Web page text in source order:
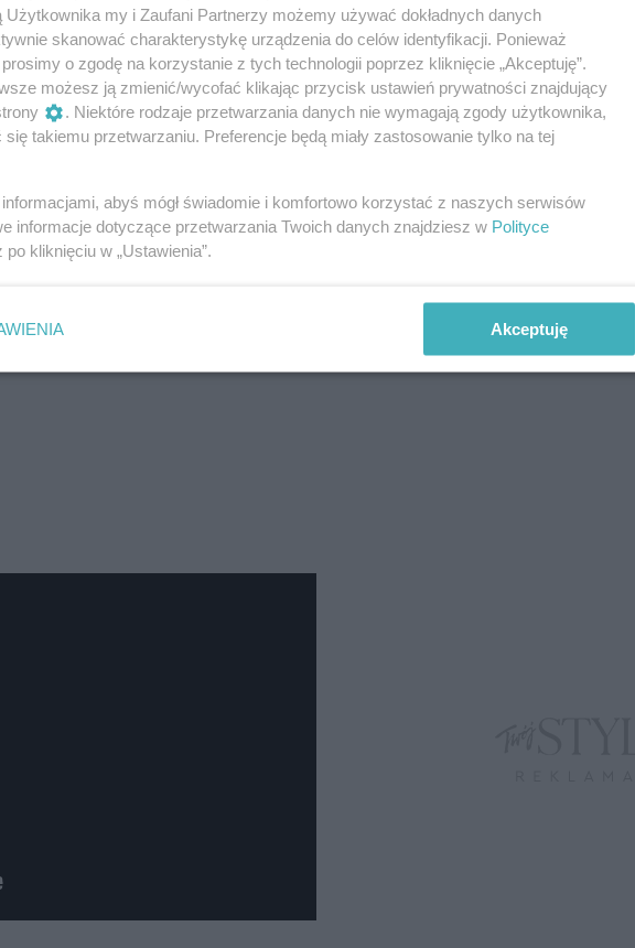
Użytkownika my i Zaufani Partnerzy możemy używać dokładnych danych
skanować charakterystykę urządzenia do celów identyfikacji. Ponieważ
o zgodę na korzystanie z tych technologii poprzez kliknięcie „Akceptuję”.
możesz ją zmienić/wycofać klikając przycisk ustawień prywatności znajdujący
. Niektóre rodzaje przetwarzania danych nie wymagają zgody użytkownika,
takiemu przetwarzaniu. Preferencje będą miały zastosowanie tylko na tej
abyś mógł świadomie i komfortowo korzystać z naszych serwisów
informacje dotyczące przetwarzania Twoich danych znajdziesz w Polityce
po kliknięciu w „Ustawienia”.
Akceptuję